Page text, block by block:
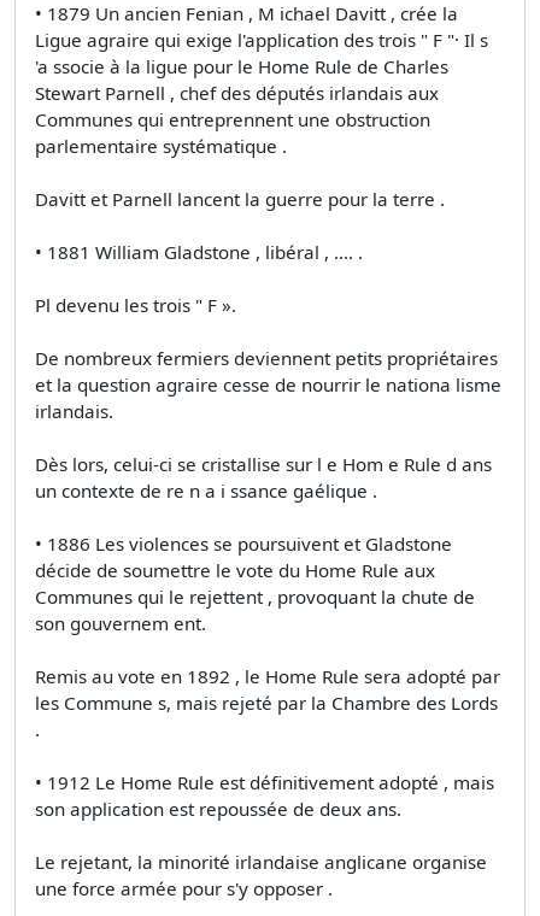
• 1879 Un ancien Fenian , M ichael Davitt , crée la
Ligue agraire qui exige l'application des trois " F "· Il s
'a ssocie à la ligue pour le Home Rule de Charles
Stewart Parnell , chef des députés irlandais aux
Communes qui entreprennent une obstruction
parlementaire systématique .
Davitt et Parnell lancent la guerre pour la terre .
• 1881 William Gladstone , libéral , .... .
Pl devenu les trois " F ».
De nombreux fermiers deviennent petits propriétaires
et la question agraire cesse de nourrir le nationa lisme
irlandais.
Dès lors, celui-ci se cristallise sur l e Hom e Rule d ans
un contexte de re n a i ssance gaélique .
• 1886 Les violences se poursuivent et Gladstone
décide de soumettre le vote du Home Rule aux
Communes qui le rejettent , provoquant la chute de
son gouvernem ent.
Remis au vote en 1892 , le Home Rule sera adopté par
les Commune s, mais rejeté par la Chambre des Lords
.
• 1912 Le Home Rule est définitivement adopté , mais
son application est repoussée de deux ans.
Le rejetant, la minorité irlandaise anglicane organise
une force armée pour s'y opposer .